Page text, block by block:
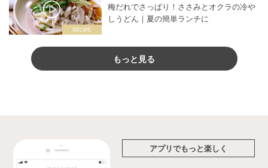
梅だれでさっぱり！ささみとオクラの冷や
しうどん｜夏の簡単ランチに
もっと見る
アプリでもっと楽しく